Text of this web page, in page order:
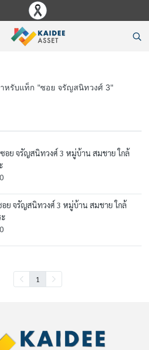
หรับแท็ก "ซอย จรัญสนิทวงศ์ 3"
อย จรัญสนิทวงศ์ 3 หมู่บ้าน สมชาย ใกล้
ย จรัญสนิทวงศ์ 3 หมู่บ้าน สมชาย ใกล้
1